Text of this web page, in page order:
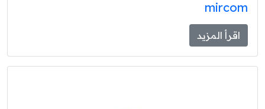
mircom
اقرأ المزيد